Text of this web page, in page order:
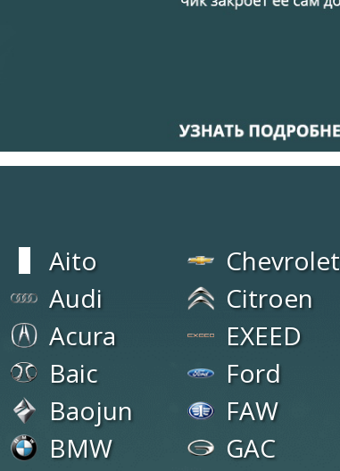
Aito
Audi
Acura
Baic
Baojun
BMW
Chevrolet
Citroen
EXEED
Ford
FAW
GAC